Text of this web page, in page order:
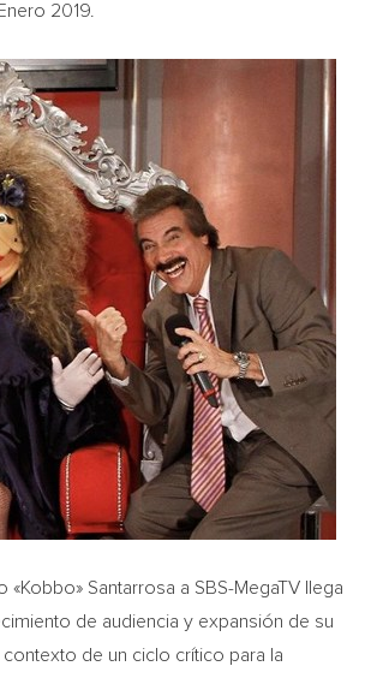
2019.
«Kobbo» Santarrosa a SBS-MegaTV llega
de audiencia y expansión de su
de un ciclo crítico para la